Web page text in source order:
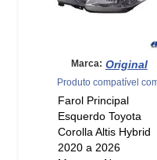
Farol Principal
Esquerdo Toyota
Corolla Altis Hybrid
2020 a 2026
Mascara Negra
Original - 2175289